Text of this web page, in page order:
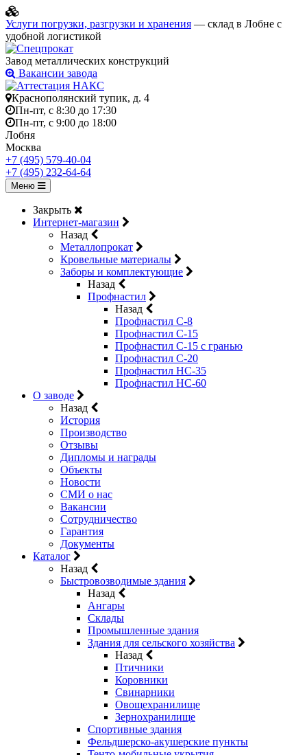
Услуги погрузки, разгрузки и хранения — склад в Лобне с
удобной логистикой
Завод металлических конструкций
Вакансии завода
Краснополянский тупик, д. 4
Пн-пт, с 8:30 до 17:30
Пн-пт, с 9:00 до 18:00
Лобня
Москва
+7 (495) 579-40-04
+7 (495) 232-64-64
Меню
Закрыть
Интернет-магазин
Назад
Металлопрокат
Кровельные материалы
Заборы и комплектующие
Назад
Профнастил
Назад
Профнастил С-8
Профнастил С-15
Профнастил C-15 с гранью
Профнастил C-20
Профнастил НС-35
Профнастил НС-60
О заводе
Назад
История
Производство
Отзывы
Дипломы и награды
Объекты
Новости
СМИ о нас
Вакансии
Сотрудничество
Гарантия
Документы
Каталог
Назад
Быстровозводимые здания
Назад
Ангары
Склады
Промышленные здания
Здания для сельского хозяйства
Назад
Птичники
Коровники
Свинарники
Овощехранилище
Зернохранилище
Спортивные здания
Фельдшерско-акушерские пункты